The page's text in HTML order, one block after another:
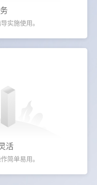
实施使用。
活
简单易用。